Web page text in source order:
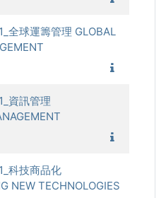
全球運籌管理 GLOBAL
資訊管理
科技商品化
NEW TECHNOLOGIES